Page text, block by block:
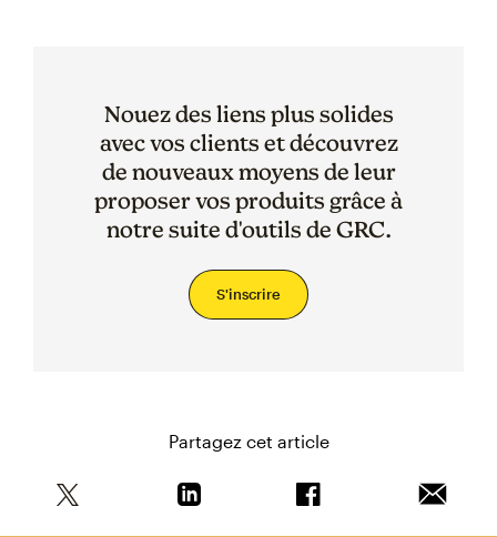
Nouez des liens plus solides
avec vos clients et découvrez
de nouveaux moyens de leur
proposer vos produits grâce à
notre suite d'outils de GRC.
S'inscrire
Partagez cet article